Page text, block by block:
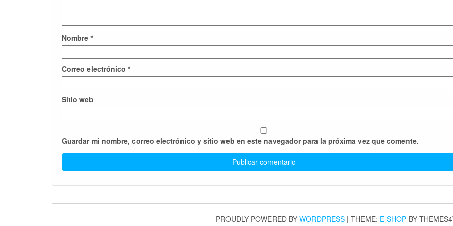
Nombre *
Correo electrónico *
Sitio web
Guardar mi nombre, correo electrónico y sitio web en este navegador para la próxima vez que comente.
PROUDLY POWERED BY WORDPRESS | THEME: E-SHOP BY